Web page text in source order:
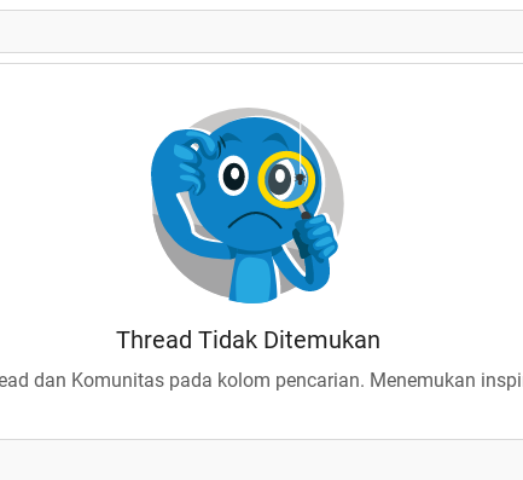
Thread Tidak Ditemukan
dan Komunitas pada kolom pencarian. Menemukan